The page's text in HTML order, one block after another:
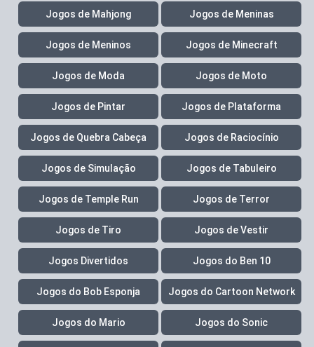
Jogos de Mahjong Jogos de Meninas
Jogos de Meninos Jogos de Minecraft
Jogos de Moda Jogos de Moto
Jogos de Pintar Jogos de Plataforma
Jogos de Quebra Cabeça Jogos de Raciocínio
Jogos de Simulação Jogos de Tabuleiro
Jogos de Temple Run Jogos de Terror
Jogos de Tiro Jogos de Vestir
Jogos Divertidos Jogos do Ben 10
Jogos do Bob Esponja Jogos do Cartoon Network
Jogos do Mario Jogos do Sonic